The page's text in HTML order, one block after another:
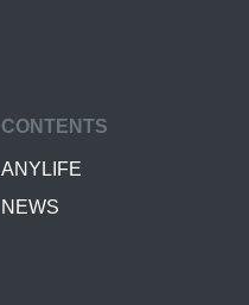
CONTENTS
ANYLIFE
NEWS